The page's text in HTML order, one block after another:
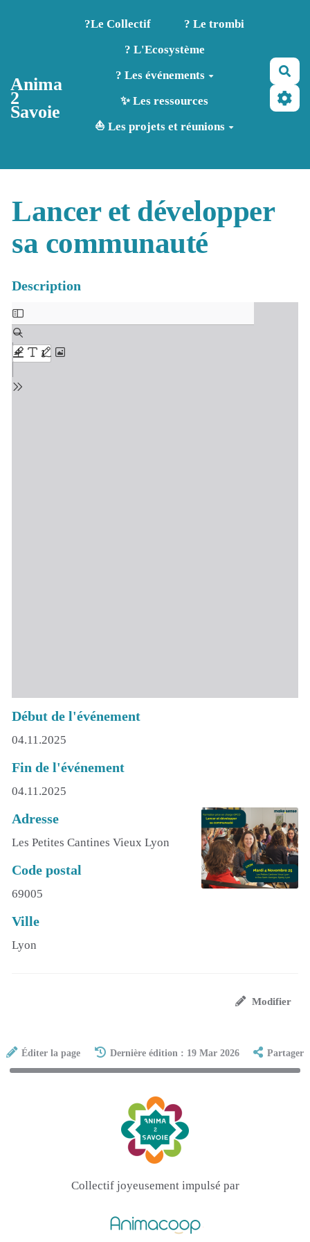
Aller au contenu principal
Anima
2
Savoie
?️Le Collectif
? Le trombi
? L'Ecosystème
? Les événements
✨ Les ressources
⛵ Les projets et réunions
Lancer et développer
sa communauté
Description
Début de l'événement
04.11.2025
Fin de l'événement
04.11.2025
Adresse
Les Petites Cantines Vieux Lyon
Code postal
69005
Ville
Lyon
Modifier
Éditer la page Dernière édition : 19 Mar 2026 Partager
Collectif joyeusement impulsé par